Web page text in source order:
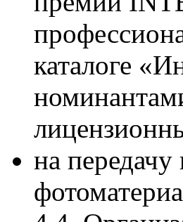
каталоге
на